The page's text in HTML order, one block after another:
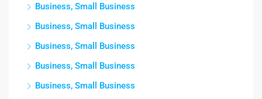
Business, Small Business
Business, Small Business
Business, Small Business
Business, Small Business
Business, Small Business